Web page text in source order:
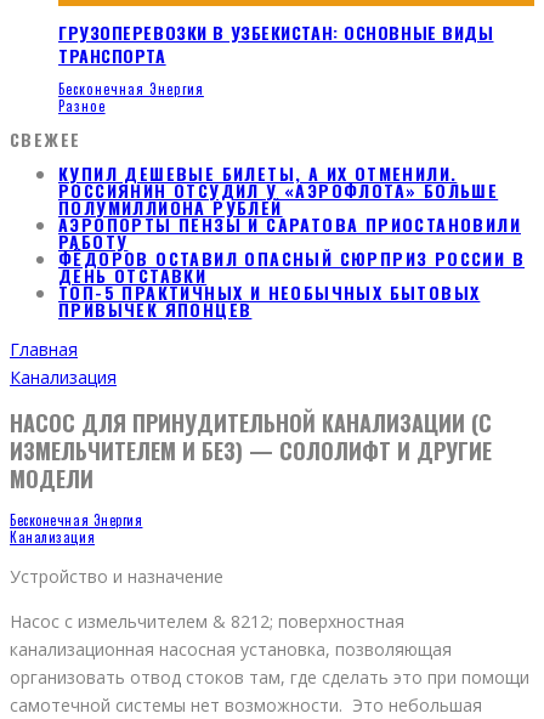
ГРУЗОПЕРЕВОЗКИ В УЗБЕКИСТАН: ОСНОВНЫЕ ВИДЫ
ТРАНСПОРТА
Бесконечная Энергия
Разное
СВЕЖЕЕ
КУПИЛ ДЕШЕВЫЕ БИЛЕТЫ, А ИХ ОТМЕНИЛИ.
РОССИЯНИН ОТСУДИЛ У «АЭРОФЛОТА» БОЛЬШЕ
ПОЛУМИЛЛИОНА РУБЛЕЙ
АЭРОПОРТЫ ПЕНЗЫ И САРАТОВА ПРИОСТАНОВИЛИ
РАБОТУ
ФЁДОРОВ ОСТАВИЛ ОПАСНЫЙ СЮРПРИЗ РОССИИ В
ДЕНЬ ОТСТАВКИ
ТОП-5 ПРАКТИЧНЫХ И НЕОБЫЧНЫХ БЫТОВЫХ
ПРИВЫЧЕК ЯПОНЦЕВ
Главная
Канализация
НАСОС ДЛЯ ПРИНУДИТЕЛЬНОЙ КАНАЛИЗАЦИИ (С
ИЗМЕЛЬЧИТЕЛЕМ И БЕЗ) — СОЛОЛИФТ И ДРУГИЕ
МОДЕЛИ
Бесконечная Энергия
Канализация
Устройство и назначение
Насос с измельчителем & 8212; поверхностная
канализационная насосная установка, позволяющая
организовать отвод стоков там, где сделать это при помощи
самотечной системы нет возможности. Это небольшая